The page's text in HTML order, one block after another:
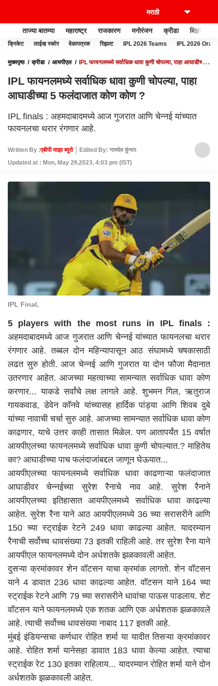
ताज्या बातम्या महाराष्ट्र राजकारण मनोरंजन क्रीडा बिझनेस
क्रिकेट लाईव्ह स्कोर वेळापत्रक रिझल्ट IPL 2026 Teams IPL 2026
मुख्यपृष्ठ क्रीडा आयपीएल
IPL फायनलमध्ये सर्वाधिक धावा कुणी चोपल्या, पाहा आघाडीच्या
IPL फायनलमध्ये सर्वाधिक धावा कुणी चोपल्या, पाहा
आघाडीच्या 5 फलंदाजात कोण कोण ?
IPL finals : अहमदाबादमध्ये आज गुजरात आणि चेन्नई यांच्यात
फायनलचा थरार रंगणार आहे.
Written By :एबीपी माझा ब्युरो
Edited By: नामदेव कुंभार
Updated at : Mon, May 29,2023, 4:03 pm (IST)
IPL Final,
5 players with the most runs in IPL finals :
अहमदाबादमध्ये आज गुजरात आणि चेन्नई यांच्यात फायनलचा थरार
रंगणार आहे. तब्बल दोन महिन्यापासून आठ संघामध्ये चषकासाठी
लढत सुरु होती. आज चेन्नई आणि गुजरात या दोन फौजा मैदानात
उतरणार आहेत. आजच्या महत्वाच्या सामन्यात सर्वाधिक धावा कोण
करणार... याकडे सर्वांचे लक्ष लागले आहे. शुभमन गिल, ऋतुराज
गायकवाड, डेवेन कॉनवे यांच्यासह हार्दिक पांड्या आणि शिवब दुबे
यांच्या नावाची चर्चा सुरु आहे. आजच्या सामन्यात सर्वाधिक धावा कोण
काढणार, याचे उत्तर काही तासात मिळेल. पण आतापर्यंत 15 वर्षात
आयपीएलच्या फायनलमध्ये सर्वाधिक धावा कुणी चोपल्यात.? माहितेय
का? आघाडीच्या पाच फलंदाजांबद्दल जाणून घेऊयात...
आयपीएलच्या फायनलमध्ये सर्वाधिक धावा काढणाऱ्या फलंदाजात
आघाडीवर चेन्नईच्या सुरेश रैनाचे नाव आहे. सुरेश रैनाने
आयपीएलच्या इतिहासात आयपीएलमध्ये सर्वाधिक धावा काढल्या
आहेत. सुरेश रैना याने आठ आयपीएलमध्ये 36 च्या सरासरीने आणि
150 च्या स्ट्राईक रेटने 249 धावा काढल्या आहेत. यादरम्यान
रैनाची सर्वोच्च धावसंख्या 73 इतकी राहिली आहे. तर सुरेश रैना याने
आयपीएल फायनलमध्ये दोन अर्धशतके झळकावली आहेत.
दुसऱ्या क्रमांकावर शेन वॉटसन याचा क्रमांक लागतो. शेन वॉटसन
याने 4 डावात 236 धावा काढल्या आहेत. वॉटसन याने 164 च्या
स्ट्राईक रेटने आणि 79 च्या सरासरीने धावांचा पाऊस पाडलाय. शेट
वॉटसन याने फायनलमध्ये एक शतक आणि एक अर्धशतक झळकावले
आहे. त्याची सर्वोच्च धावसंख्या नाबाद 117 इतकी आहे.
मुंबई इंडियन्सचा कर्णधार रोहित शर्मा या यादीत तिसऱ्या क्रमांकावर
आहे. रोहित शर्मा यानेसहा डावात 183 धावा केल्या आहेत. त्याचा
स्ट्राईक रेट 130 इतका राहिलाय... यादरम्यान रोहित शर्मा याने दोन
अर्धशतके झळकावली आहेत.